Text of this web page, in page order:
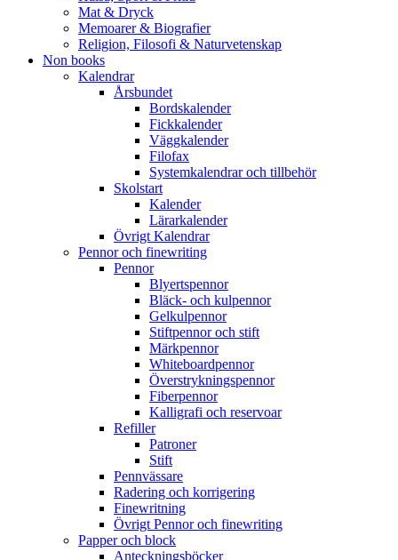
Mat & Dryck
Memoarer & Biografier
Religion, Filosofi & Naturvetenskap
Non books
Kalendrar
Årsbundet
Bordskalender
Fickkalender
Väggkalender
Filofax
Systemkalendrar och tillbehör
Skolstart
Kalender
Lärarkalender
Övrigt Kalendrar
Pennor och finewriting
Pennor
Blyertspennor
Bläck- och kulpennor
Gelkulpennor
Stiftpennor och stift
Märkpennor
Whiteboardpennor
Överstrykningspennor
Fiberpennor
Kalligrafi och reservoar
Refiller
Patroner
Stift
Pennvässare
Radering och korrigering
Finewritning
Övrigt Pennor och finewriting
Papper och block
Anteckningsböcker